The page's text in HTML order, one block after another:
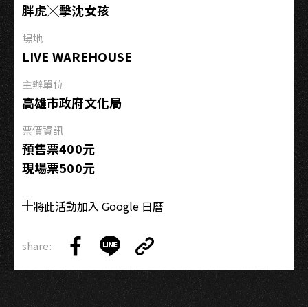
演
會
−高
雄
場
胖虎╳擊沈女孩
場地
LIVE WAREHOUSE
主辦單位
高雄市政府文化局
票價資訊
預售票400元
現場票500元
將此活動加入 Google 日曆
share:
on
Facebook
on
LINE
Link
Copy
Link